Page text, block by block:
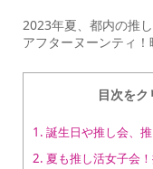
2023年夏、都内の推
アフターヌーンティ
目次を
1. 誕生日や推し会、
2. 夏も推し活女子会